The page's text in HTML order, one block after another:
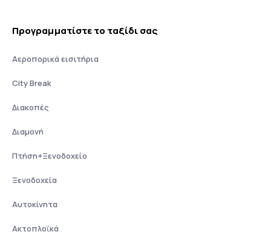
Προγραμματίστε το ταξίδι σας
Αεροπορικά εισιτήρια
City Break
Διακοπές
Διαμονή
Πτήση+Ξενοδοχείο
Ξενοδοχεία
Αυτοκίνητα
Ακτοπλοϊκά